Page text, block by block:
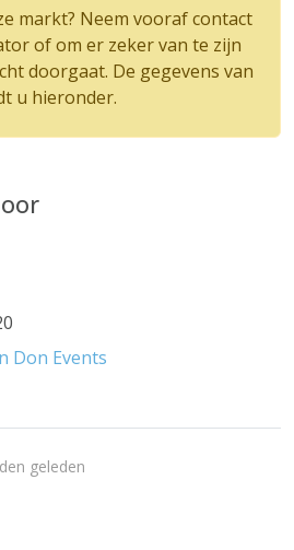
markt? Neem vooraf contact
of om er zeker van te zijn
doorgaat. De gegevens van
u hieronder.
Don Events
geleden